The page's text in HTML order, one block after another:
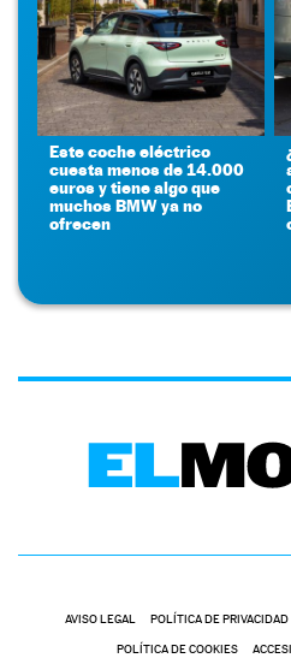
Este coche eléctrico
cuesta menos de 14.000
euros y tiene algo que
muchos BMW ya no
ofrecen
AVISO LEGAL POLÍTICA DE PRIVACIDAD
POLÍTICA DE COOKIES